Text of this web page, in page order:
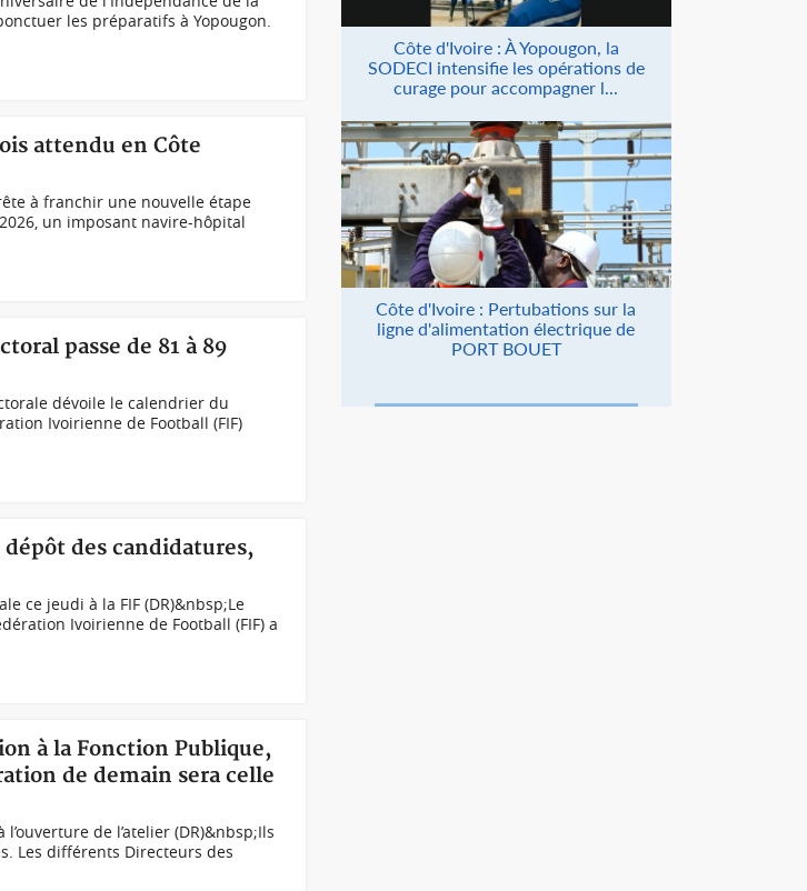
les préparatifs à Yopougon.
attendu en Côte
à franchir une nouvelle étape
un imposant navire-hôpital
passe de 81 à 89
dévoile le calendrier du
Ivoirienne de Football (FIF)
des candidatures,
ce jeudi à la FIF (DR)&nbsp;Le
Ivoirienne de Football (FIF) a
à la Fonction Publique,
de demain sera celle
de l’atelier (DR)&nbsp;Ils
Les différents Directeurs des
Côte d'Ivoire : À Yopougon, la
SODECI intensifie les opérations de
curage pour accompagner l...
Côte d'Ivoire : Pertubations sur la
ligne d'alimentation électrique de
PORT BOUET